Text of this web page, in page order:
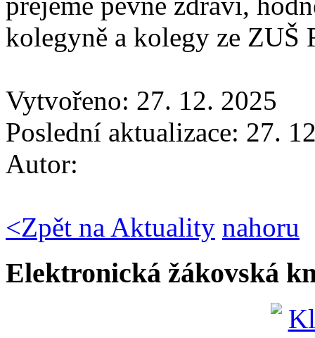
kolegyně a kolegy ze ZUŠ
Vytvořeno: 27. 12. 2025
Poslední aktualizace: 27.
Autor:
<Zpět na Aktuality nahoru
Elektronická žákovská